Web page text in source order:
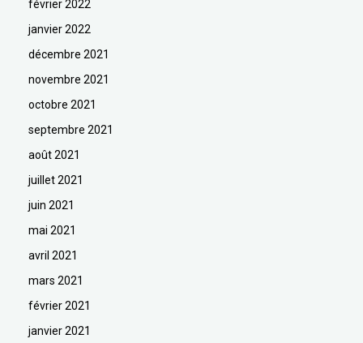
février 2022
janvier 2022
décembre 2021
novembre 2021
octobre 2021
septembre 2021
août 2021
juillet 2021
juin 2021
mai 2021
avril 2021
mars 2021
février 2021
janvier 2021